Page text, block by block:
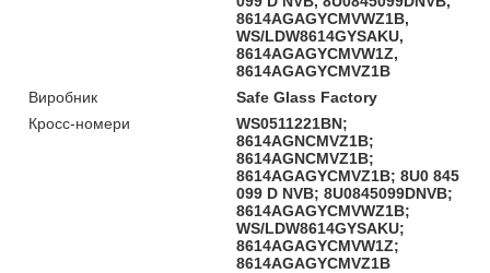
8614AGAGYCMVWZ1B,
WS/LDW8614GYSAKU,
8614AGAGYCMVW1Z,
8614AGAGYCMVZ1B
Виробник
Safe Glass Factory
Кросс-номери
WS0511221BN;
8614AGNCMVZ1B;
8614AGNCMVZ1B;
8614AGAGYCMVZ1B; 8U0 845
099 D NVB; 8U0845099DNVB;
8614AGAGYCMVWZ1B;
WS/LDW8614GYSAKU;
8614AGAGYCMVW1Z;
8614AGAGYCMVZ1B